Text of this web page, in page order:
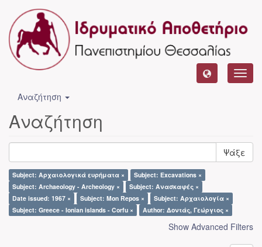
Αναζήτηση
Αναζήτηση
Ψάξε
Subject: Αρχαιολογικά ευρήματα ×
Subject: Excavations ×
Subject: Archaeology - Archeology ×
Subject: Ανασκαφές ×
Date issued: 1967 ×
Subject: Mon Repos ×
Subject: Αρχαιολογία ×
Subject: Greece - Ionian islands - Corfu ×
Author: Δοντάς, Γεώργιος ×
Show Advanced Filters